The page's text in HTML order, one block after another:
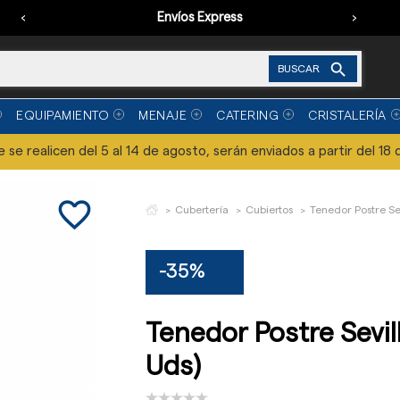
Envíos Express
‹ ›
BUSCAR 
EQUIPAMIENTO MENAJE CATERING CRISTALERÍA
se realicen del 5 al 14 de agosto, serán enviados a partir del
favorite_border Cubertería Cubiertos Tenedor Postre
-35%
Tenedor Postre
Uds)